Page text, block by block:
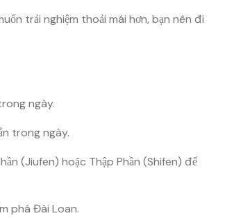
trải nghiệm thoải mái hơn, bạn nên đi
ngày.
trong ngày.
(Jiufen) hoặc Thập Phần (Shifen) để
phá Đài Loan.